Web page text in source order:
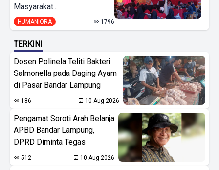
Masyarakat...
HUMANIORA 1796
TERKINI
Dosen Polinela Teliti Bakteri
Salmonella pada Daging Ayam
di Pasar Bandar Lampung
186 10-Aug-2026
Pengamat Soroti Arah Belanja
APBD Bandar Lampung,
DPRD Diminta Tegas
512 10-Aug-2026